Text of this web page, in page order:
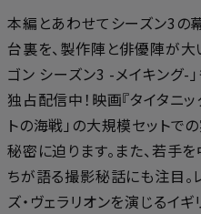
本編とあわせてシーズン3の
台裏を、製作陣と俳優陣が大
ゴン シーズン3 -メイキング-
独占配信中！映画『タイタニッ
トの海戦」の大規模セットで
秘密に迫ります。また、若手
ちが語る撮影秘話にも注目。
ズ・ヴェラリオンを演じるイギ